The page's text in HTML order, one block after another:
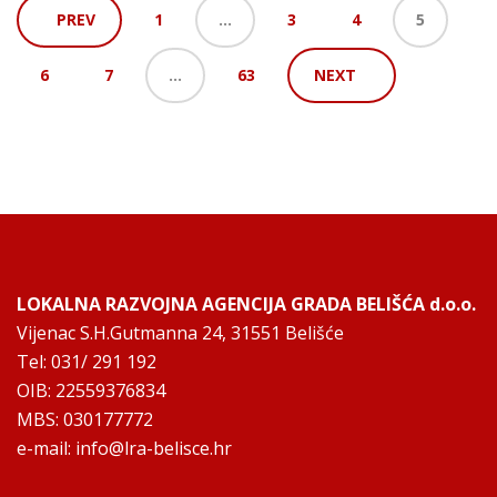
PREV 1 … 3 4 5
6 7 … 63 NEXT
LOKALNA RAZVOJNA AGENCIJA GRADA BELIŠĆA d.o.o.
Vijenac S.H.Gutmanna 24, 31551 Belišće
Tel: 031/ 291 192
OIB: 22559376834
MBS: 030177772
e-mail: info@lra-belisce.hr